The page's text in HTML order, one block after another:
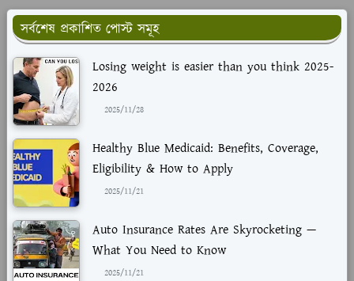
সর্বশেষ প্রকাশিত পোস্ট সমূহ
Losing weight is easier than you think 2025-
2026
2025/11/28
Healthy Blue Medicaid: Benefits, Coverage,
Eligibility & How to Apply
2025/11/21
Auto Insurance Rates Are Skyrocketing —
What You Need to Know
2025/11/21